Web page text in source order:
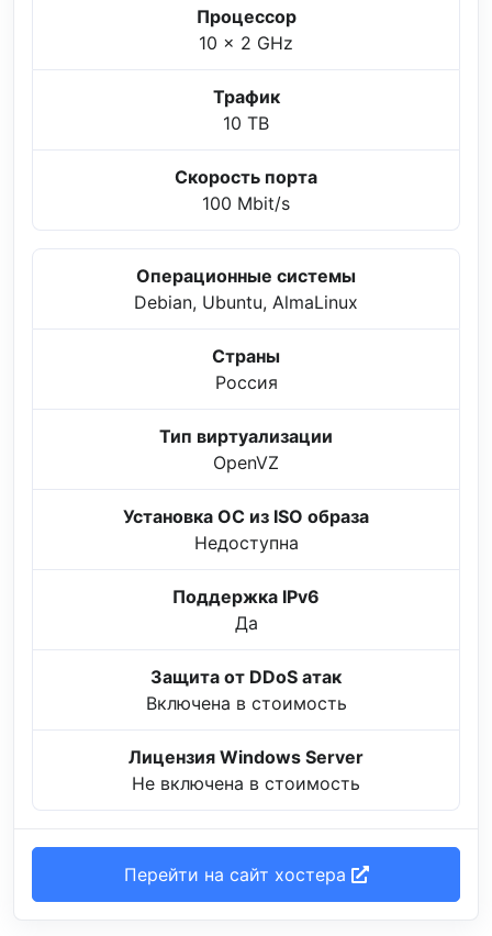
Процессор
10 x 2 GHz
Трафик
10 TB
Скорость порта
100 Mbit/s
Операционные системы
Debian, Ubuntu, AlmaLinux
Страны
Россия
Тип виртуализации
OpenVZ
Установка ОС из ISO образа
Недоступна
Поддержка IPv6
Да
Защита от DDoS атак
Включена в стоимость
Лицензия Windows Server
Не включена в стоимость
Перейти на сайт хостера